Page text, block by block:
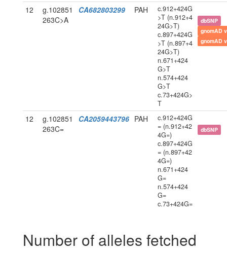
12
g.102851
263C>A
CA682803299 PAH
c.912+424G
>T (n.912+4
24G>T)
c.897+424G
>T (n.897+4
24G>T)
n.671+424
G>T
n.574+424
G>T
c.73+424G>
T
dbSNP
gnomAD
gnomAD
12
g.102851
263C=
CA2059443796 PAH
c.912+424G
= (n.912+42
4G=)
c.897+424G
= (n.897+42
4G=)
n.671+424
G=
n.574+424
G=
c.73+424G=
dbSNP
Number of alleles fetched